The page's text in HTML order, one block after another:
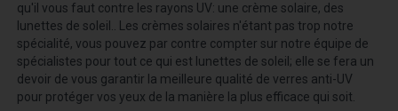
qu'il vous faut contre les rayons UV: une crème solaire, des
lunettes de soleil.. Les crèmes solaires n'étant pas trop notre
spécialité, vous pouvez par contre compter sur notre équipe de
spécialistes pour tout ce qui est lunettes de soleil; elle se fera un
devoir de vous garantir la meilleure qualité de verres anti-UV
pour protéger vos yeux de la manière la plus efficace qui soit.